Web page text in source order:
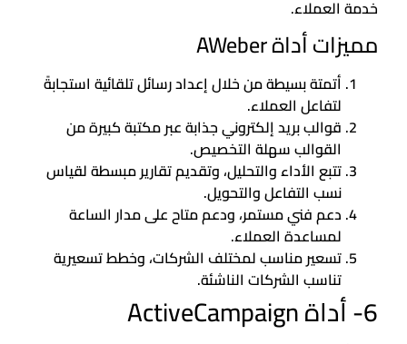
خدمة العملاء.
مميزات أداة AWeber
أتمتة بسيطة من خلال إعداد رسائل تلقائية استجابةً
لتفاعل العملاء.
قوالب بريد إلكتروني جذابة عبر مكتبة كبيرة من
القوالب سهلة التخصيص.
تتبع الأداء والتحليل، وتقديم تقارير مبسطة لقياس
نسب التفاعل والتحويل.
دعم فني مستمر، ودعم متاح على مدار الساعة
لمساعدة العملاء.
تسعير مناسب لمختلف الشركات، وخطط تسعيرية
تناسب الشركات الناشئة.
6- أداة ActiveCampaign